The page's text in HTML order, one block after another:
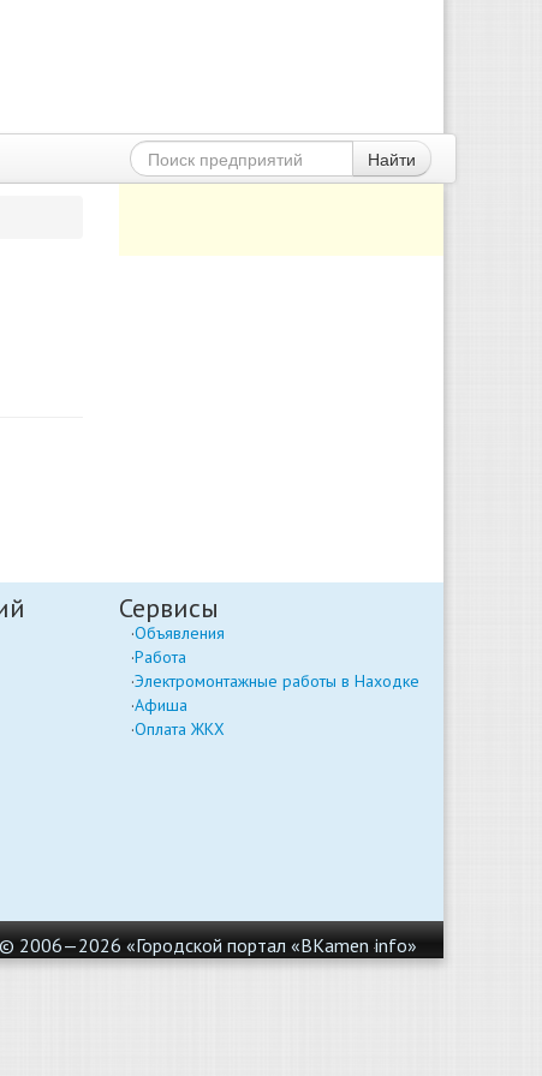
Найти
Сервисы
Объявления
Работа
Электромонтажные работы в Находке
Афиша
Оплата ЖКХ
© 2006—2026 «Городской портал «BKamen info»